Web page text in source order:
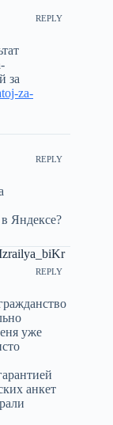
REPLY
за
za-
REPLY
Яндексе?
REPLY
уже
анкет